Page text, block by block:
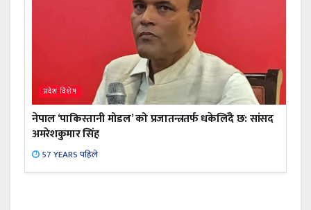
प्रदेश विशेष
नेपाल ‘पाकिस्तानी मोडल’ को प्रजातन्त्रतर्फ धकेलिँदै छ: सांसद
अमरेशकुमार सिंह
57 YEARS पहिले